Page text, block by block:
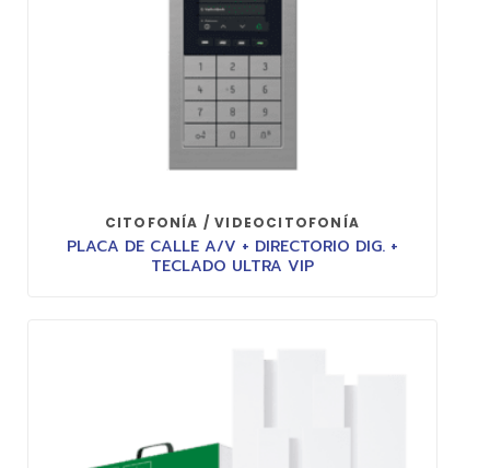
CITOFONÍA / VIDEOCITOFONÍA
PLACA DE CALLE A/V + DIRECTORIO DIG. +
TECLADO ULTRA VIP